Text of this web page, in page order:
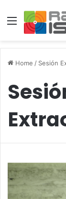
Menu
Home / Sesión